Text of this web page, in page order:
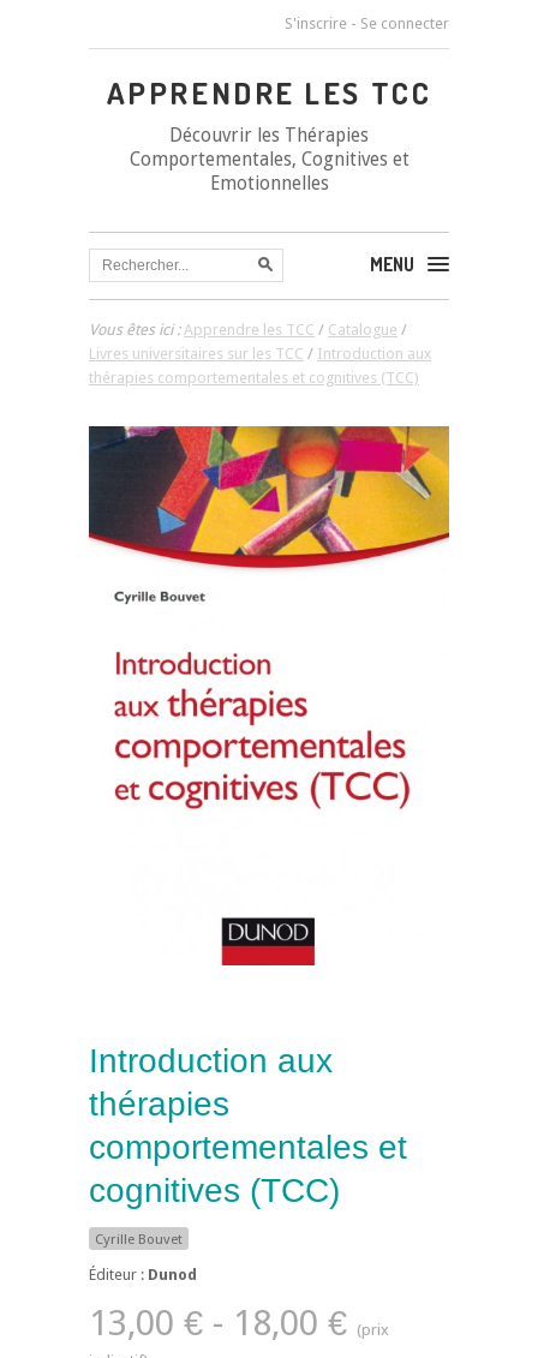
S'inscrire - Se connecter
APPRENDRE LES TCC
Découvrir les Thérapies
Comportementales, Cognitives et
Emotionnelles
MENU
Vous êtes ici :Apprendre les TCC / Catalogue /
Livres universitaires sur les TCC / Introduction aux
thérapies comportementales et cognitives (TCC)
Introduction aux
thérapies
comportementales et
cognitives (TCC)
Cyrille Bouvet
Éditeur : Dunod
13,00 € - 18,00 €